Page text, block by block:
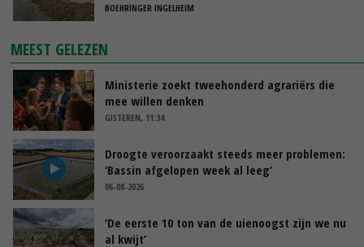
BOEHRINGER INGELHEIM
MEEST GELEZEN
Ministerie zoekt tweehonderd agrariërs die
mee willen denken
GISTEREN, 11:34
Droogte veroorzaakt steeds meer problemen:
‘Bassin afgelopen week al leeg’
06-08-2026
‘De eerste 10 ton van de uienoogst zijn we nu
al kwijt’